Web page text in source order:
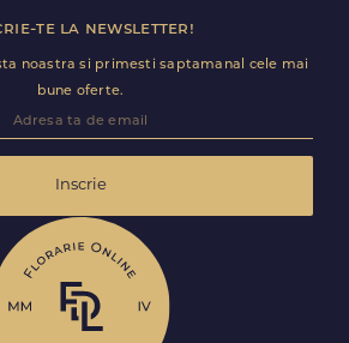
te la newsletter!
noastra si primesti saptamanal cele mai
bune oferte.
Inscrie